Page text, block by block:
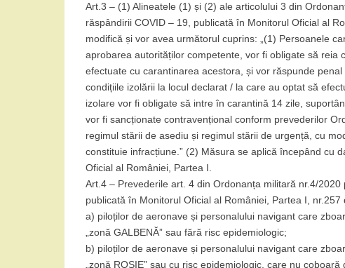
Art.3 – (1) Alineatele (1) și (2) ale articolului 3 din
răspândirii COVID – 19, publicată în Monitorul Oficial al
modifică și vor avea următorul cuprins: „(1) Persoanele
aprobarea autorităților competente, vor fi obligate să reia
efectuate cu carantinarea acestora, și vor răspunde
condițiile izolării la locul declarat / la care au optat să
izolare vor fi obligate să intre în carantină 14 zile,
vor fi sancționate contravențional conform prevederilor
regimul stării de asediu și regimul stării de urgență, cu
constituie infracțiune.” (2) Măsura se aplică începând cu
Oficial al României, Partea I.
Art.4 – Prevederile art. 4 din Ordonanța militară nr.4/
publicată în Monitorul Oficial al României, Partea I,
a) piloților de aeronave și personalului navigant care
„zonă GALBENĂ” sau fără risc epidemiologic;
b) piloților de aeronave și personalului navigant care
„zonă ROȘIE” sau cu risc epidemiologic, care nu